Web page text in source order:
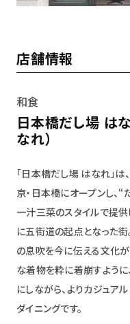
店舗情報
和食
日本橋だし場 は
なれ）
「日本橋だし場 はなれ」
京・日本橋にオープンし、
一汁三菜のスタイルで提供
に五街道の起点となった街
の息吹を今に伝える文化
な着物を粋に着崩すよう
にしながら、よりカジュア
ダイニングです。